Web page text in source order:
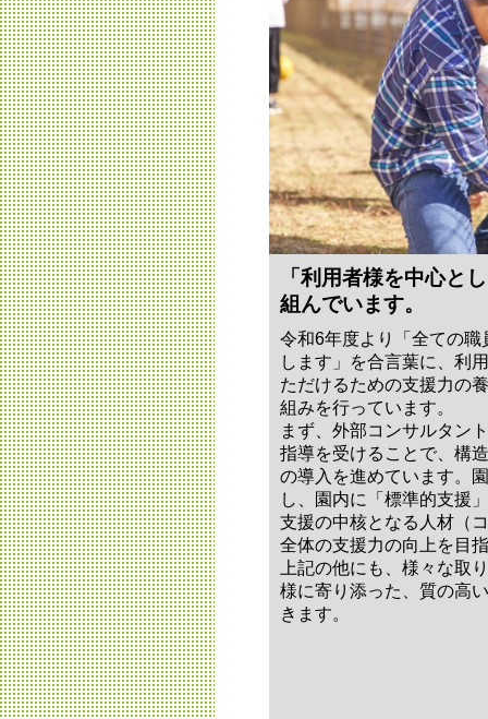
「利用者様を中心と
組んでいます。
令和6年度より「全ての
します」を合言葉に、利
ただけるための支援力の
組みを行っています。
まず、外部コンサルタン
指導を受けることで、構
の導入を進めています。
し、園内に「標準的支援
支援の中核となる人材（
全体の支援力の向上を目
上記の他にも、様々な取
様に寄り添った、質の高
きます。